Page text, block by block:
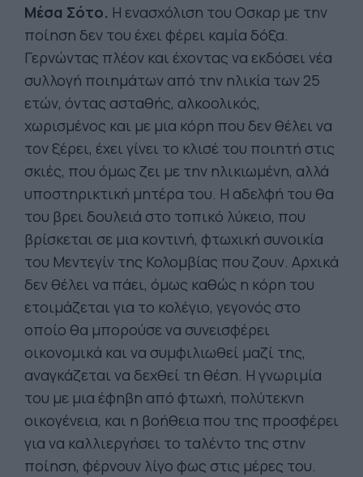
Μέσα Σότο. Η ενασχόλιση του Oσκαρ με την
ποίηση δεν του έχει φέρει καμία δόξα.
Γερνώντας πλέον και έχοντας να εκδόσει νέα
συλλογή ποιημάτων από την ηλικία των 25
ετών, όντας ασταθής, αλκοολικός,
χωρισμένος και με μια κόρη που δεν θέλει να
τον ξέρει, έχει γίνει το κλισέ του ποιητή στις
σκιές, που όμως ζει με την ηλικιωμένη, αλλά
υποστηρικτική μητέρα του. Η αδελφή του θα
του βρει δουλειά στο τοπικό λύκειο, που
βρίσκεται σε μια κοντινή, φτωχική συνοικία
του Μεντεγίν της Κολομβίας που ζουν. Αρχικά
δεν θέλει να πάει, όμως καθώς η κόρη του
ετοιμάζεται για το κολέγιο, γεγονός στο
οποίο θα μπορούσε να συνεισφέρει
οικονομικά και να συμφιλιωθεί μαζί της,
αναγκάζεται να δεχθεί τη θέση. Η γνωριμία
του με μια έφηβη από φτωχή, πολύτεκνη
οικογένεια, και η βοήθεια που της προσφέρει
για να καλλιεργήσει το ταλέντο της στην
ποίηση, φέρνουν λίγο φως στις μέρες του.